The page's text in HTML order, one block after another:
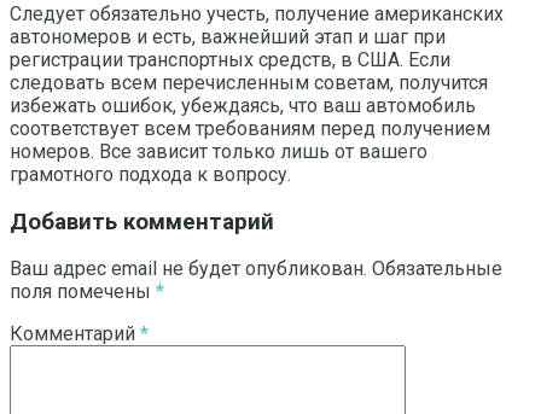
Следует обязательно учесть, получение американских
автономеров и есть, важнейший этап и шаг при
регистрации транспортных средств, в США. Если
следовать всем перечисленным советам, получится
избежать ошибок, убеждаясь, что ваш автомобиль
соответствует всем требованиям перед получением
номеров. Все зависит только лишь от вашего
грамотного подхода к вопросу.
Добавить комментарий
Ваш адрес email не будет опубликован. Обязательные
поля помечены *
Комментарий *